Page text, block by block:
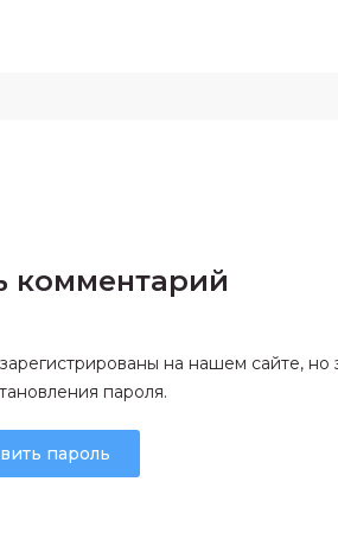
комментарий
на нашем сайте,
пароля.
пароль